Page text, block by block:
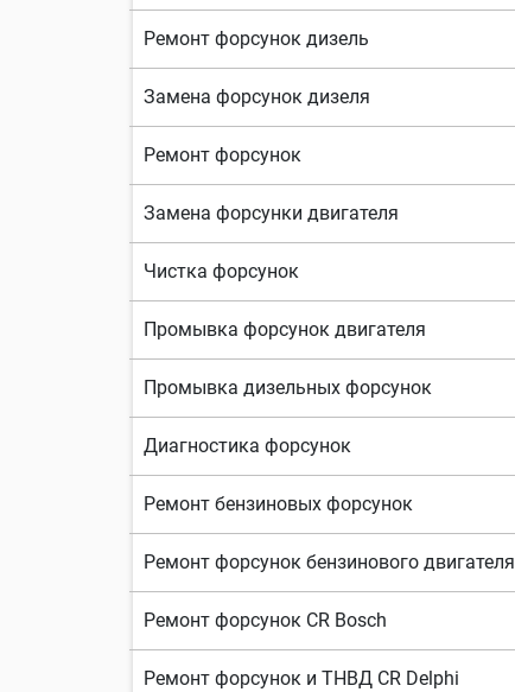
Ремонт форсунок дизель
Замена форсунок дизеля
Ремонт форсунок
Замена форсунки двигателя
Чистка форсунок
Промывка форсунок двигателя
Промывка дизельных форсунок
Диагностика форсунок
Ремонт бензиновых форсунок
Ремонт форсунок бензинового двигателя
Ремонт форсунок CR Bosch
Ремонт форсунок и ТНВД CR Delphi